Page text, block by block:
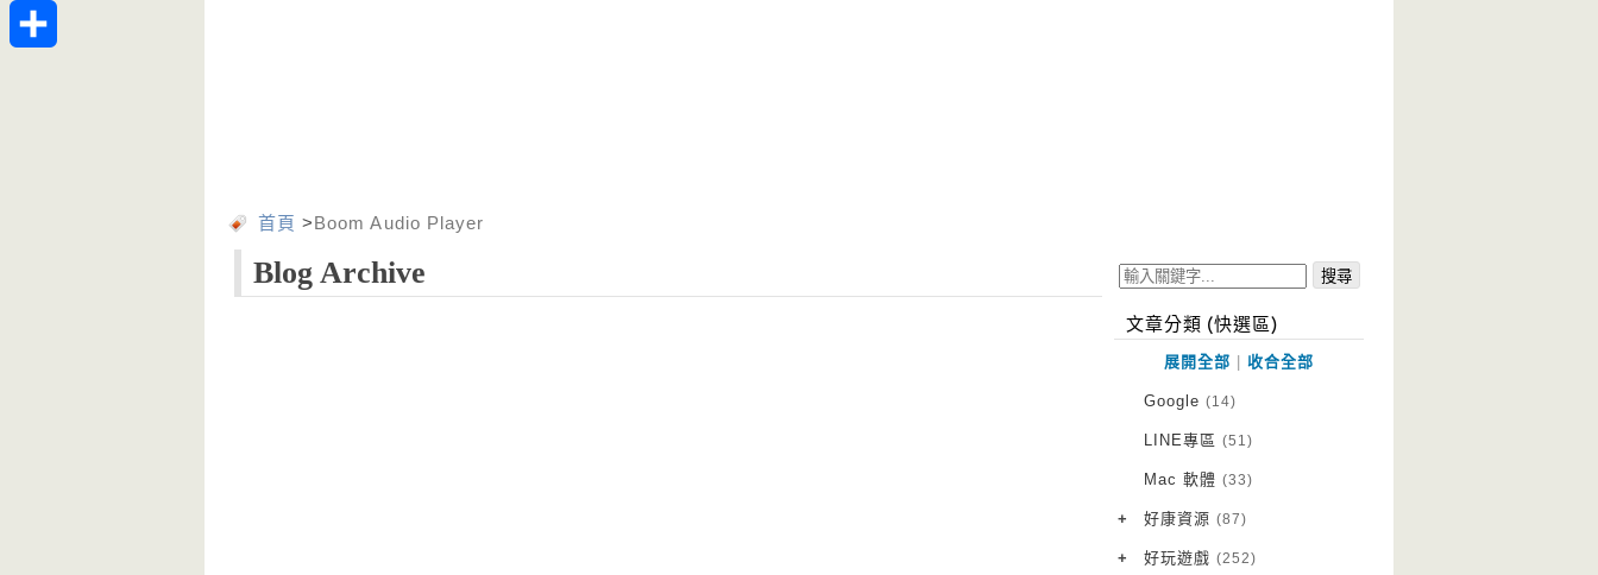
首頁 >Boom Audio Player
Blog Archive
文章分類 (快選區)
展開全部 收合全部
Google (14)
LINE專區 (51)
Mac 軟體 (33)
+ 好康資源 (87)
VPN 翻牆
+ 好玩遊戲 (252)
Telegram